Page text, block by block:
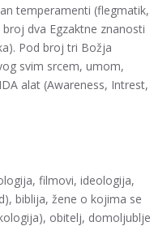
temperamenti (flegmatik,
dva Egzaktne znanosti
Pod broj tri Božja
svim srcem, umom,
alat (Awareness, Intrest,
filmovi, ideologija,
biblija, žene o kojima se
obitelj, domoljublje